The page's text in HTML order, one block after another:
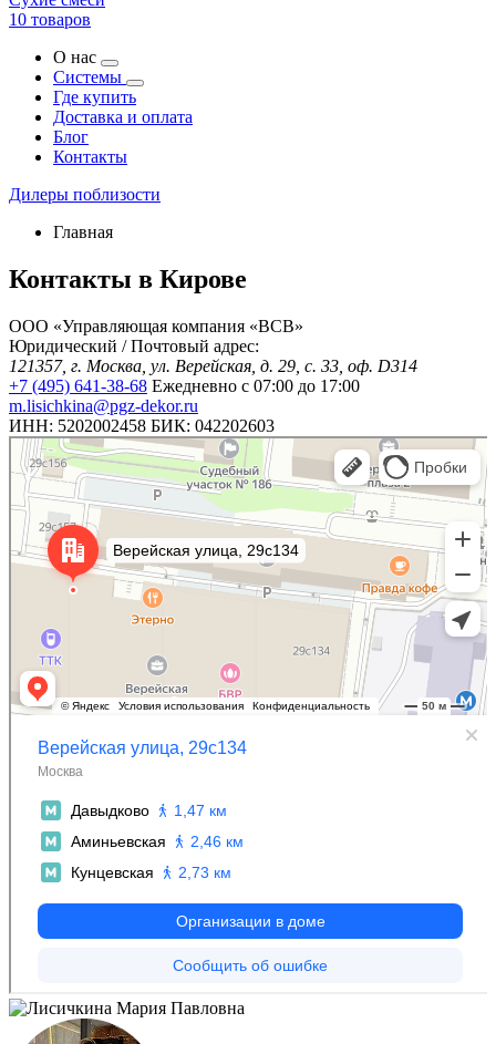
10 товаров
О нас
Системы
Где купить
Доставка и оплата
Блог
Контакты
Дилеры поблизости
Главная
Контакты в Кирове
ООО «Управляющая компания «ВСВ»
Юридический / Почтовый адрес:
121357, г. Москва, ул. Верейская, д. 29, с. 33, оф. D314
+7 (495) 641-38-68 Ежедневно с 07:00 до 17:00
m.lisichkina@pgz-dekor.ru
ИНН: 5202002458 БИК: 042202603
Москва
Верейская улица, 29с33 — Яндекс Карты